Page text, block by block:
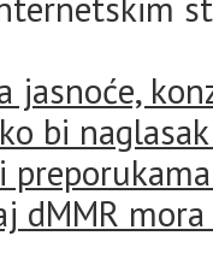
jasnoće,
bi
dMMR